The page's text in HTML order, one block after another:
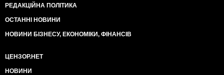
РЕДАКЦІЙНА ПОЛІТИКА
ОСТАННІ НОВИНИ
НОВИНИ БІЗНЕСУ, ЕКОНОМІКИ, ФІНАНСІВ
ЦЕНЗОР.НЕТ
НОВИНИ